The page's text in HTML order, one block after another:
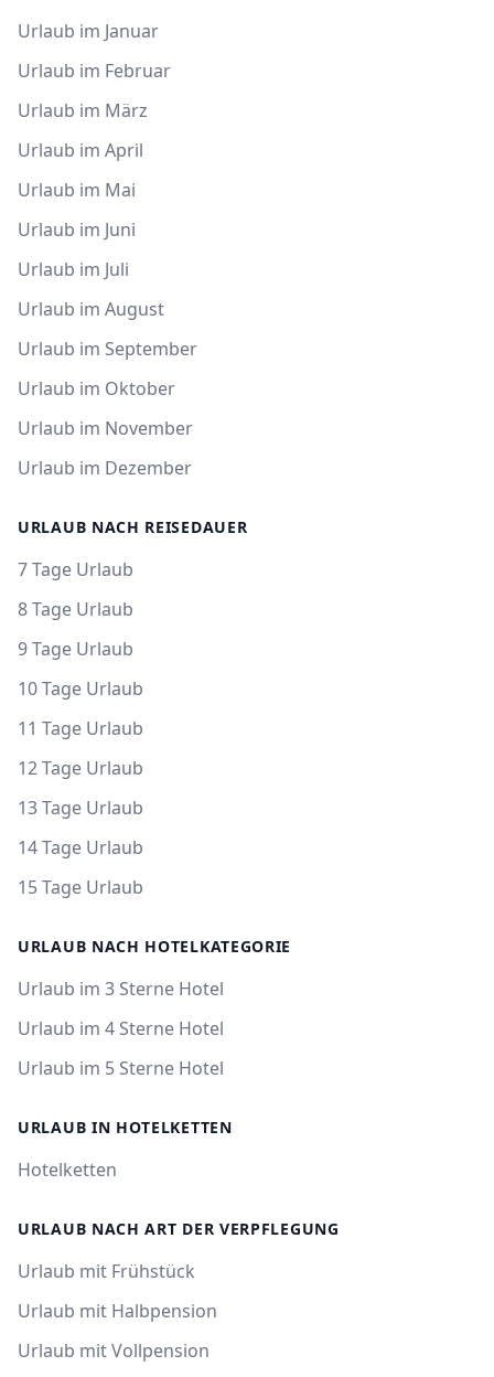
Urlaub im Januar
Urlaub im Februar
Urlaub im März
Urlaub im April
Urlaub im Mai
Urlaub im Juni
Urlaub im Juli
Urlaub im August
Urlaub im September
Urlaub im Oktober
Urlaub im November
Urlaub im Dezember
URLAUB NACH REISEDAUER
7 Tage Urlaub
8 Tage Urlaub
9 Tage Urlaub
10 Tage Urlaub
11 Tage Urlaub
12 Tage Urlaub
13 Tage Urlaub
14 Tage Urlaub
15 Tage Urlaub
URLAUB NACH HOTELKATEGORIE
Urlaub im 3 Sterne Hotel
Urlaub im 4 Sterne Hotel
Urlaub im 5 Sterne Hotel
URLAUB IN HOTELKETTEN
Hotelketten
URLAUB NACH ART DER VERPFLEGUNG
Urlaub mit Frühstück
Urlaub mit Halbpension
Urlaub mit Vollpension